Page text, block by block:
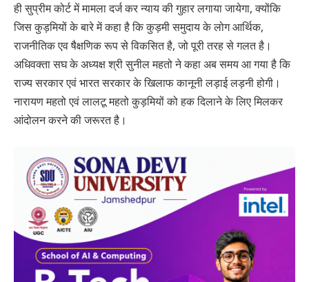
ही सुप्रीम कोर्ट में मामला दर्ज कर न्याय की गुहार लगाया जायेगा, क्योंकि
जिस कुड़मियों के बारे में कहा है कि कुड़मी समुदाय के लोग आर्थिक,
राजनीतिक एव षैक्षणिक रूप से विकसित है, जो पूरी तरह से गलत है।
अधिवक्ता सघ के अध्यक्ष श्री सुनील महतो ने कहा अब समय आ गया है कि
राज्य सरकार एवं भारत सरकार के खिलाफ कानूनी लड़ाई लड़नी होगी।
नारायण महतो एवं लालटू महतो कुड़मियों को हक दिलाने के लिए मिलकर
आंदोलन करने की जरूरत है।